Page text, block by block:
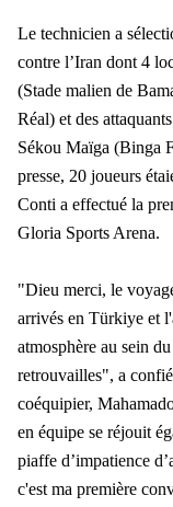
Le technicien a
contre l’Iran dont 4
(Stade malien de
Réal) et des
Sékou Maïga (Binga
presse, 20 joueurs
Conti a effectué la
Gloria Sports Arena.
"Dieu merci, le
arrivés en Türkiye et
atmosphère au sein
retrouvailles", a
coéquipier,
en équipe se réjouit
piaffe d’impatience
c'est ma première